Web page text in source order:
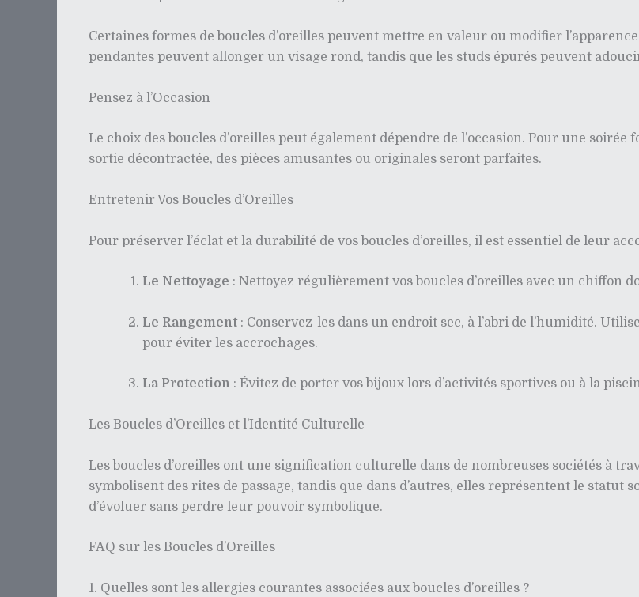
Certaines formes de boucles d’oreilles peuvent mettre en valeur ou modifier
pendantes peuvent allonger un visage rond, tandis que les studs épurés peuvent
Pensez à l’Occasion
Le choix des boucles d’oreilles peut également dépendre de l’occasion. Pour une
sortie décontractée, des pièces amusantes ou originales seront parfaites.
Entretenir Vos Boucles d’Oreilles
Pour préserver l’éclat et la durabilité de vos boucles d’oreilles, il est essentiel de leur
Le Nettoyage : Nettoyez régulièrement vos boucles d’oreilles avec un chiffon
Le Rangement : Conservez-les dans un endroit sec, à l’abri de l’humidité.
pour éviter les accrochages.
La Protection : Évitez de porter vos bijoux lors d’activités sportives ou à la
Les Boucles d’Oreilles et l’Identité Culturelle
Les boucles d’oreilles ont une signification culturelle dans de nombreuses sociétés à
symbolisent des rites de passage, tandis que dans d’autres, elles représentent le statut
d’évoluer sans perdre leur pouvoir symbolique.
FAQ sur les Boucles d’Oreilles
1. Quelles sont les allergies courantes associées aux boucles d’oreilles ?